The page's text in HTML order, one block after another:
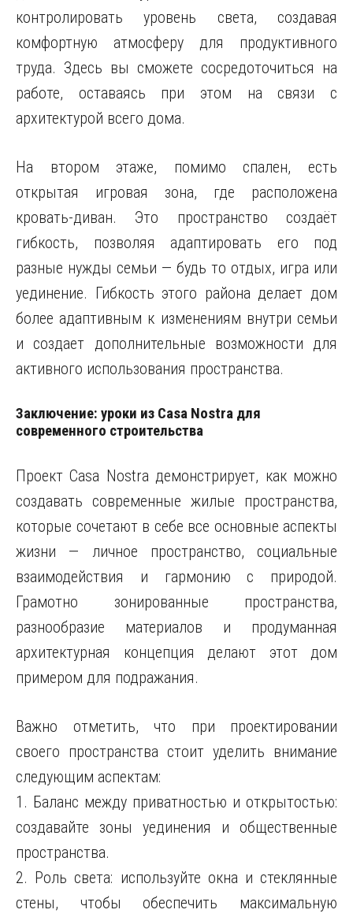
контролировать уровень света, создавая
комфортную атмосферу для продуктивного
труда. Здесь вы сможете сосредоточиться на
работе, оставаясь при этом на связи с
архитектурой всего дома.
На втором этаже, помимо спален, есть
открытая игровая зона, где расположена
кровать-диван. Это пространство создаёт
гибкость, позволяя адаптировать его под
разные нужды семьи — будь то отдых, игра или
уединение. Гибкость этого района делает дом
более адаптивным к изменениям внутри семьи
и создает дополнительные возможности для
активного использования пространства.
Заключение: уроки из Casa Nostra для
современного строительства
Проект Casa Nostra демонстрирует, как можно
создавать современные жилые пространства,
которые сочетают в себе все основные аспекты
жизни — личное пространство, социальные
взаимодействия и гармонию с природой.
Грамотно зонированные пространства,
разнообразие материалов и продуманная
архитектурная концепция делают этот дом
примером для подражания.
Важно отметить, что при проектировании
своего пространства стоит уделить внимание
следующим аспектам:
1. Баланс между приватностью и открытостью:
создавайте зоны уединения и общественные
пространства.
2. Роль света: используйте окна и стеклянные
стены, чтобы обеспечить максимальную